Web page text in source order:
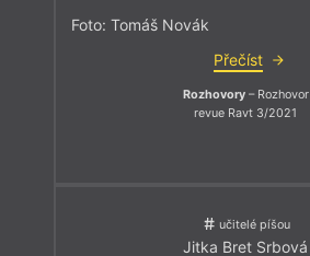
Foto: Tomáš Novák
Přečíst
Rozhovory– Rozhovor
revue Ravt 3/2021
učitelé píšou
Jitka Bret Srbová